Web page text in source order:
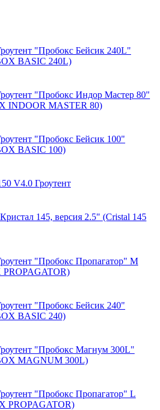
"Пробокс Бейсик 240L"
BASIC 240L)
"Пробокс Индор Мастер 80"
INDOOR MASTER 80)
"Пробокс Бейсик 100"
BASIC 100)
V4.0 Гроутент
145, версия 2.5" (Cristal 145
"Пробокс Пропагатор" M
"Пробокс Бейсик 240"
BASIC 240)
"Пробокс Магнум 300L"
MAGNUM 300L)
"Пробокс Пропагатор" L
PROPAGATOR)